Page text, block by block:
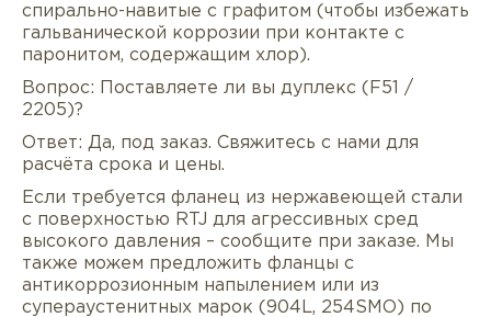
спирально-навитые с графитом (чтобы избежать
гальванической коррозии при контакте с
паронитом, содержащим хлор).
Вопрос: Поставляете ли вы дуплекс (F51 /
2205)?
Ответ: Да, под заказ. Свяжитесь с нами для
расчёта срока и цены.
Если требуется фланец из нержавеющей стали
с поверхностью RTJ для агрессивных сред
высокого давления – сообщите при заказе. Мы
также можем предложить фланцы с
антикоррозионным напылением или из
супераустенитных марок (904L, 254SMO) по